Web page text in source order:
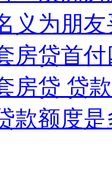
义为朋
房贷首
房贷 贷
款额度